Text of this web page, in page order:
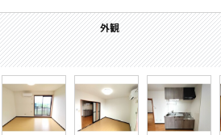
外観
間取
間取り
居間
居間
キッチン
キッチン
キッチン
キッチン
寝室
寝室
風呂
風呂
トイレ
収納
収納
洗面
バルコニー
設備
玄関
玄関
玄関
その他画像
セキュリティ
周辺施設：郵便局
周辺施設：役所
周辺施設：高校・高専
周辺施設：幼稚園・保育園
周辺施設：中学校
周辺施設：小学校